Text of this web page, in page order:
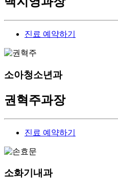
진료 예약하기
소아청소년과
권혁주과장
진료 예약하기
소화기내과